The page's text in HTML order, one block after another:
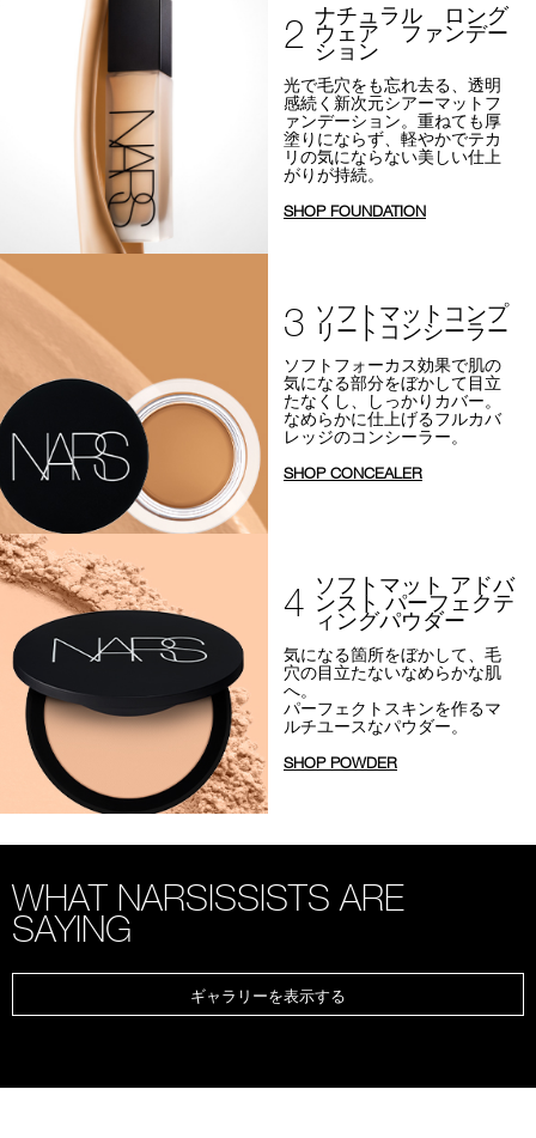
2 ナチュラル ロング
ウェア ファンデー
ション
光で毛穴をも忘れ去る、透明
感続く新次元シアーマットフ
ァンデーション。 重ねても厚
塗りにならず、軽やかでテカ
リの気にならない美しい仕上
がりが持続。
SHOP FOUNDATION
3 ソフトマットコンプ
リートコンシーラー
ソフトフォーカス効果で肌の
気になる部分をぼかして目立
たなくし、しっかりカバー。
なめらかに仕上げるフルカバ
レッジのコンシーラー。
SHOP CONCEALER
4 ソフトマット アドバ
ンスト パーフェクテ
ィングパウダー
気になる箇所をぼかして、 毛
穴の目立たないなめらかな肌
へ。
パーフェクトスキンを作るマ
ルチユースなパウダー。
SHOP POWDER
WHAT NARSISSISTS ARE
SAYING
ギャラリーを表示する